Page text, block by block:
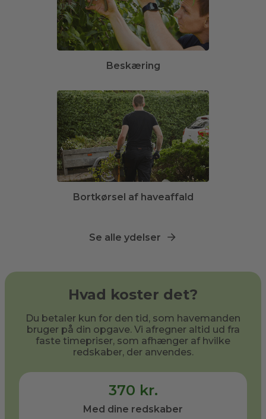
Beskæring
Bortkørsel af haveaffald
Se alle ydelser
Hvad koster det?
Du betaler kun for den tid, som havemanden
bruger på din opgave. Vi afregner altid ud fra
faste timepriser, som afhænger af hvilke
redskaber, der anvendes.
370 kr.
Med dine redskaber